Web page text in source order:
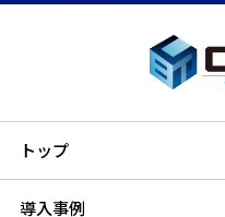
トップ
導入事例